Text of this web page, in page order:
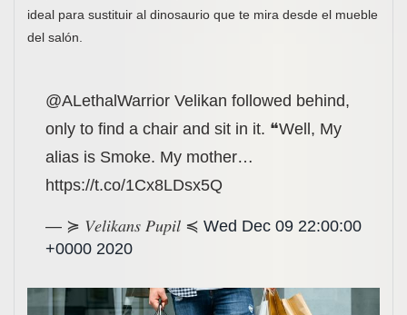
ideal para sustituir al dinosaurio que te mira desde el mueble
del salón.
@ALethalWarrior Velikan followed behind,
only to find a chair and sit in it. ❝Well, My
alias is Smoke. My mother…
https://t.co/1Cx8LDsx5Q
— ≽ 𝑉𝑒𝑙𝑖𝑘𝑎𝑛𝑠 𝑃𝑢𝑝𝑖𝑙 ≼ Wed Dec 09 22:00:00
+0000 2020